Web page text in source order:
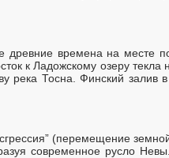
времена на месте
к Ладожскому озеру
река Тосна. Финский
(перемещение
современное русло